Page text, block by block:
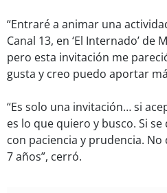
“Entraré a animar una
Canal 13, en ‘El Internado’ de
pero esta invitación me
gusta y creo puedo aportar
“Es solo una invitación… si
es lo que quiero y busco. Si
con paciencia y prudencia.
7 años”, cerró.